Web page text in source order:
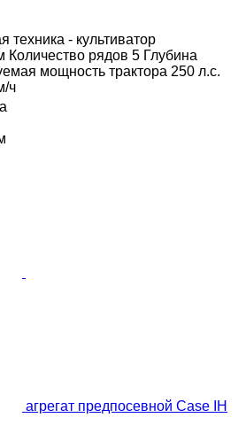
- культиватор
Количество рядов 5 Глубина
мощность трактора 250 л.с.
ч
агрегат предпосевной Case IH